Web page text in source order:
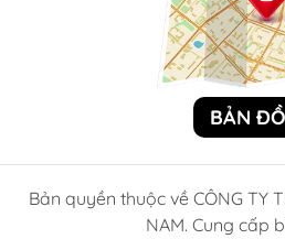
BẢN ĐỒ
Bản quyền thuộc về CÔNG TY
NAM. Cung cấp